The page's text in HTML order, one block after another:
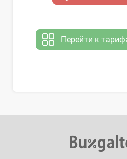
Перейти к